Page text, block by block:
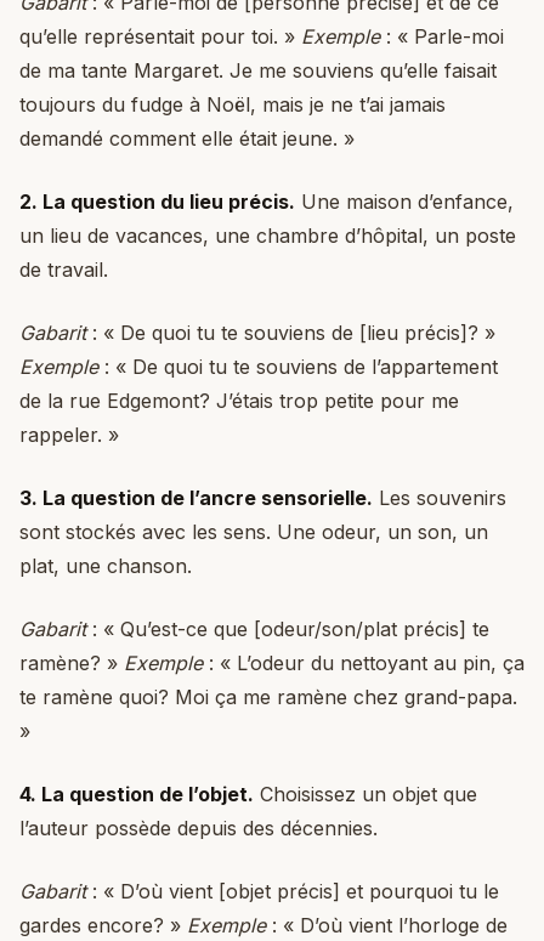
qu’elle représentait pour toi. » Exemple: « Parle-moi
de ma tante Margaret. Je me souviens qu’elle faisait
toujours du fudge à Noël, mais je ne t’ai jamais
demandé comment elle était jeune. »
2. La question du lieu précis. Une maison d’enfance,
un lieu de vacances, une chambre d’hôpital, un poste
de travail.
Gabarit: « De quoi tu te souviens de [lieu précis]? »
Exemple: « De quoi tu te souviens de l’appartement
de la rue Edgemont? J’étais trop petite pour me
rappeler. »
3. La question de l’ancre sensorielle. Les souvenirs
sont stockés avec les sens. Une odeur, un son, un
plat, une chanson.
Gabarit: « Qu’est-ce que [odeur/son/plat précis] te
ramène? » Exemple: « L’odeur du nettoyant au pin, ça
te ramène quoi? Moi ça me ramène chez grand-papa.
»
4. La question de l’objet. Choisissez un objet que
l’auteur possède depuis des décennies.
Gabarit: « D’où vient [objet précis] et pourquoi tu le
gardes encore? » Exemple: « D’où vient l’horloge de